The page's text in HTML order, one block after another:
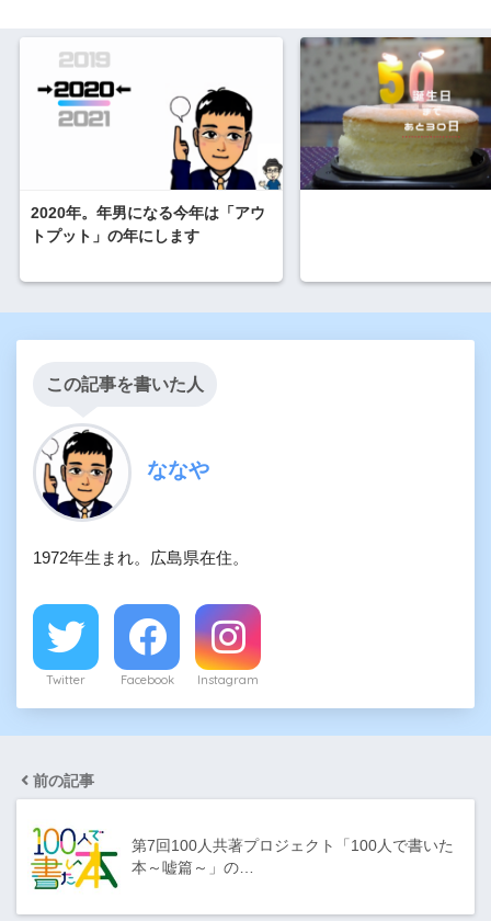
2020年。年男になる今年は「アウ
トプット」の年にします
この記事を書いた人
ななや
1972年生まれ。広島県在住。
Twitter Facebook Instagram
前の記事
第7回100人共著プロジェクト「100人で書いた
本～嘘篇～」の…